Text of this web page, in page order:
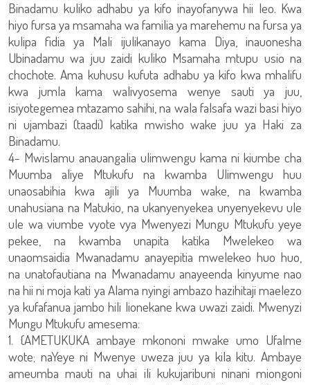
Binadamu kuliko adhabu ya kifo inayofanywa hii leo. Kwa
hiyo fursa ya msamaha wa familia ya marehemu na fursa ya
kulipa fidia ya Mali ijulikanayo kama Diya, inauonesha
Ubinadamu wa juu zaidi kuliko Msamaha mtupu usio na
chochote. Ama kuhusu kufuta adhabu ya kifo kwa mhalifu
kwa jumla kama walivyosema wenye sauti ya juu,
isiyotegemea mtazamo sahihi, na wala falsafa wazi basi hiyo
ni ujambazi (taadi) katika mwisho wake juu ya Haki za
Binadamu.
4- Mwislamu anauangalia ulimwengu kama ni kiumbe cha
Muumba aliye Mtukufu na kwamba Ulimwengu huu
unaosabihia kwa ajili ya Muumba wake, na kwamba
unahusiana na Matukio, na ukanyenyekea unyenyekevu ule
ule wa viumbe vyote vya Mwenyezi Mungu Mtukufu yeye
pekee, na kwamba unapita katika Mwelekeo wa
unaomsaidia Mwanadamu anayepitia mwelekeo huo huo,
na unatofautiana na Mwanadamu anayeenda kinyume nao
na hii ni moja kati ya Alama nyingi ambazo hazihitaji maelezo
ya kufafanua jambo hili lionekane kwa uwazi zaidi. Mwenyzi
Mungu Mtukufu amesema:
1. {AMETUKUKA ambaye mkononi mwake umo Ufalme
wote; naYeye ni Mwenye uweza juu ya kila kitu. Ambaye
ameumba mauti na uhai ili kukujaribuni ninani miongoni